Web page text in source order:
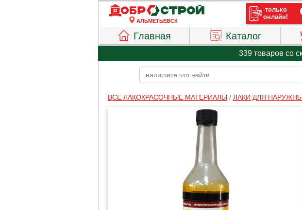
АЛЬМЕТЬЕВСК
Главная Каталог
339 товаров со
ВСЕ ЛАКОКРАСОЧНЫЕ МАТЕРИАЛЫ/ ЛАКИ ДЛЯ